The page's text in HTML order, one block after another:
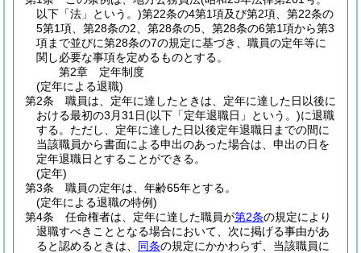
以下「法」という。)第22条の4第1項及び第2項、第22条の
5第1項、第28条の2、第28条の5、第28条の6第1項から第3
項まで並びに第28条の7の規定に基づき、職員の定年等に
関し必要な事項を定めるものとする。
第2章
定年制度
(定年による退職)
第2条
職員は、定年に達したときは、定年に達した日以後に
おける最初の3月31日(以下「定年退職日」という。)に退職
する。 ただし、定年に達した日以後定年退職日までの間に
当該職員から書面による申出のあった場合は、申出の日を
定年退職日とすることができる。
(定年)
第3条
職員の定年は、年齢65年とする。
(定年による退職の特例)
第4条
任命権者は、定年に達した職員が第2条の規定により
退職すべきこととなる場合において、次に掲げる事由があ
ると認めるときは、 同条の規定にかかわらず、当該職員に